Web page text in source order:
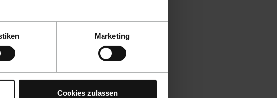
Marketing
Cookies zulassen